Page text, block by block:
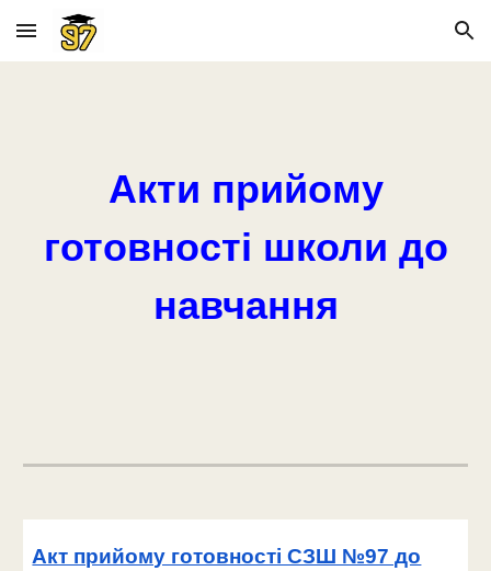
Skip to main content Skip to navigation
Акти прийому
готовності школи до
навчання
Акт прийому готовності СЗШ №97 до